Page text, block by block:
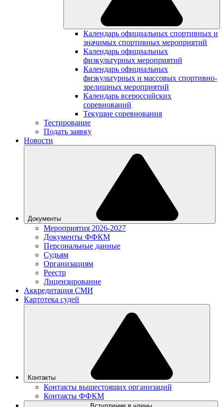
Календарь официальных спортивных и
значимых спортивных мероприятий
Календарь официальных
физкультурных мероприятий
Календарь официальных
физкультурных и массовых спортивно-
зрелищных мероприятий
Календарь всероссийских
соревнований
Текущие соревнования
Тестирование
Подать заявку
Новости
Документы
Мероприятия 2026-2027
Документы ФФКМ
Персональные данные
Судьям
Организациям
Реестр
Лицензирование
Аккредитация СМИ
Картотека судей
Контакты
Контакты вышестоящих организаций
Контакты ФФКМ